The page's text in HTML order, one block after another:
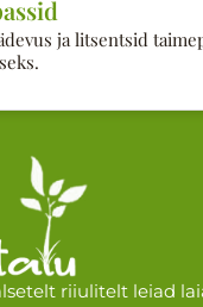
ja litsentsid
riiulitelt leiad